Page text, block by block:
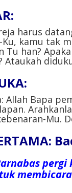
harus
kamu tak
Tu han?
Ataukah
Allah Bapa
Mu.